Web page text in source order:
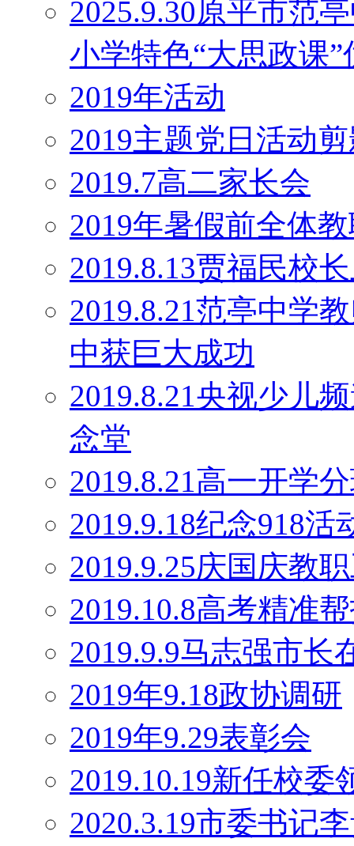
2025.9.30原平市范
小学特色“大思政课
2019年活动
2019主题党日活动
2019.7高二家长会
2019年暑假前全体
2019.8.13贾福民校
2019.8.21范亭中学
中获巨大成功
2019.8.21央视少儿
念堂
2019.8.21高一开学
2019.9.18纪念918活
2019.9.25庆国庆教
2019.10.8高考精准
2019.9.9马志强市长
2019年9.18政协调研
2019年9.29表彰会
2019.10.19新任校委
2020.3.19市委书记